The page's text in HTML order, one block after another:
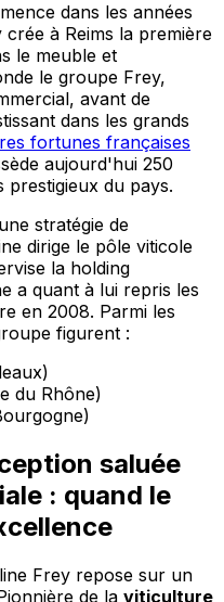
dans les années
à Reims la première
le meuble et
le groupe Frey,
avant de
dans les grands
fortunes françaises
aujourd'hui 250
prestigieux du pays.
stratégie de
dirige le pôle viticole
la holding
a quant à lui repris les
en 2008. Parmi les
figurent :
du Rhône)
saluée
: quand le
Frey repose sur un
de la viticulture